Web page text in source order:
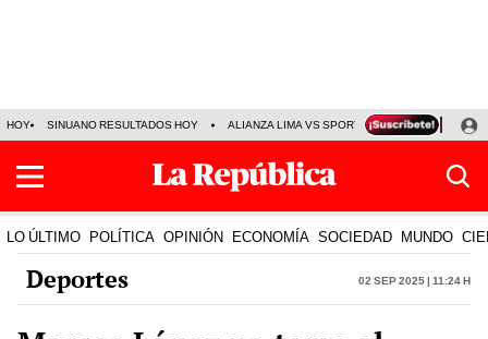
HOY SINUANO RESULTADOS HOY ALIANZA LIMA VS SPORT BOYS JORGE
LO ÚLTIMO POLÍTICA OPINIÓN ECONOMÍA SOCIEDAD MUNDO
Deportes 02 Sep 2025 | 11:24 h